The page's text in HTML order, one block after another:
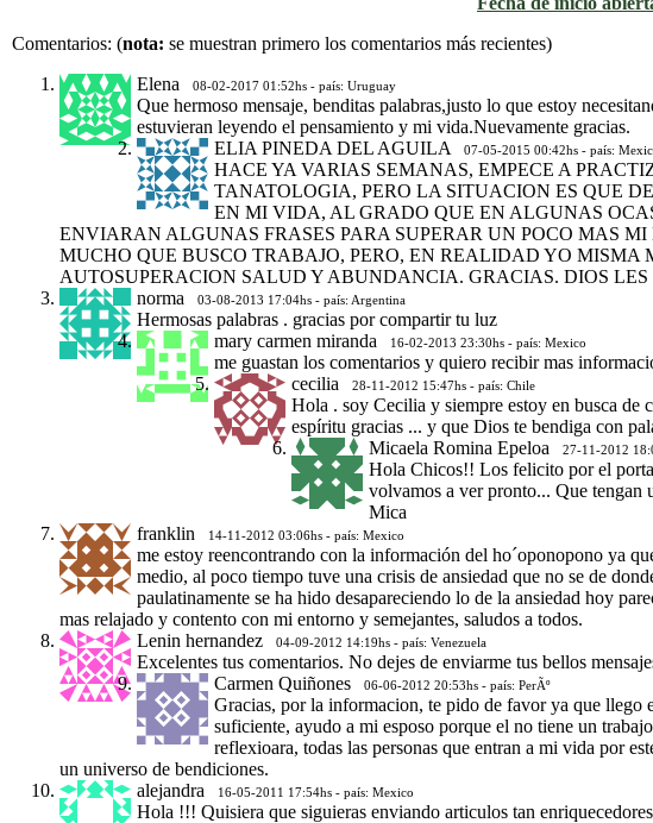
Comentarios: (nota: se muestran primero los comentarios más recientes)
Elena
08-02-2017 01:52hs - país: Uruguay
Que hermoso mensaje, benditas palabras,justo lo que estoy
estuvieran leyendo el pensamiento y mi vida.Nuevamente gracias.
ELIA PINEDA DEL AGUILA
07-05-2015 00:42hs - país:
HACE YA VARIAS SEMANAS, EMPECE A
TANATOLOGIA, PERO LA SITUACION ES QUE
EN MI VIDA, AL GRADO QUE EN ALGUNAS
ENVIARAN ALGUNAS FRASES PARA SUPERAR UN POCO MAS
MUCHO QUE BUSCO TRABAJO, PERO, EN REALIDAD YO MISMA
AUTOSUPERACION SALUD Y ABUNDANCIA. GRACIAS. DIOS
norma
03-08-2013 17:04hs - país: Argentina
Hermosas palabras . gracias por compartir tu luz
mary carmen miranda
16-02-2013 23:30hs - país: Mexico
me guastan los comentarios y quiero recibir mas
cecilia
28-11-2012 15:47hs - país: Chile
Hola . soy Cecilia y siempre estoy en busca de
espíritu gracias ... y que Dios te bendiga con
Micaela Romina Epeloa
27-11-2012
Hola Chicos!! Los felicito por el
volvamos a ver pronto... Que tengan
Mica
franklin
14-11-2012 03:06hs - país: Mexico
me estoy reencontrando con la información del ho´oponopono ya
medio, al poco tiempo tuve una crisis de ansiedad que no se de
paulatinamente se ha hido desapareciendo lo de la ansiedad hoy
mas relajado y contento con mi entorno y semejantes, saludos a todos.
Lenin hernandez
04-09-2012 14:19hs - país: Venezuela
Excelentes tus comentarios. No dejes de enviarme tus bellos
Carmen Quiñones
06-06-2012 20:53hs - país: PerÃº
Gracias, por la informacion, te pido de favor ya que llego
suficiente, ayudo a mi esposo porque el no tiene un
reflexioara, todas las personas que entran a mi vida por
un universo de bendiciones.
alejandra
16-05-2011 17:54hs - país: Mexico
Hola !!! Quisiera que siguieras enviando articulos tan